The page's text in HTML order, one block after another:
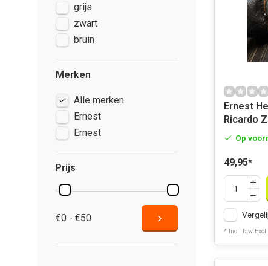
grijs
zwart
bruin
Merken
Alle merken
Ernest
Ernest
Prijs
€0 - €50
Ernest
Ricardo
Op
49,95*
* Incl. btw Excl.